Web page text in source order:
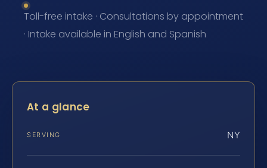
Toll-free intake · Consultations by appointment
· Intake available in English and Spanish
At a glance
SERVING NY